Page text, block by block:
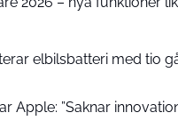
elbilsbatteri med tio
Apple: ”Saknar